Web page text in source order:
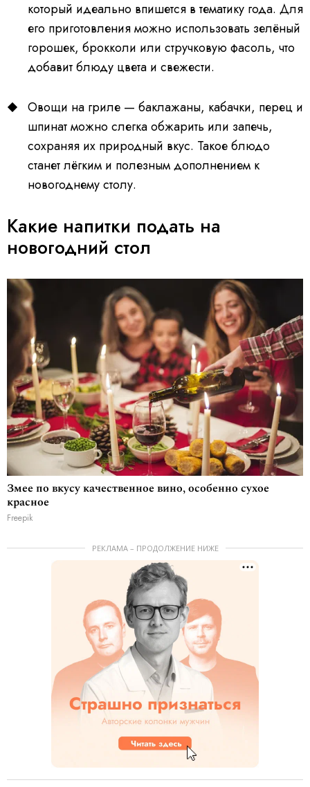
который идеально впишется в тематику года. Для
его приготовления можно использовать зелёный
горошек, брокколи или стручковую фасоль, что
добавит блюду цвета и свежести.
Овощи на гриле — баклажаны, кабачки, перец и
шпинат можно слегка обжарить или запечь,
сохраняя их природный вкус. Такое блюдо
станет лёгким и полезным дополнением к
новогоднему столу.
Какие напитки подать на
новогодний стол
Змее по вкусу качественное вино, особенно сухое
красное
Freepik
РЕКЛАМА – ПРОДОЛЖЕНИЕ НИЖЕ